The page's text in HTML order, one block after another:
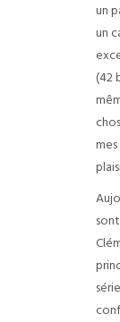
un
un
(42